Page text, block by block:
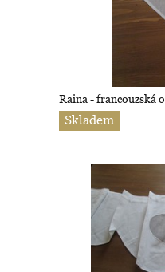
Raina - francouzská
Skladem